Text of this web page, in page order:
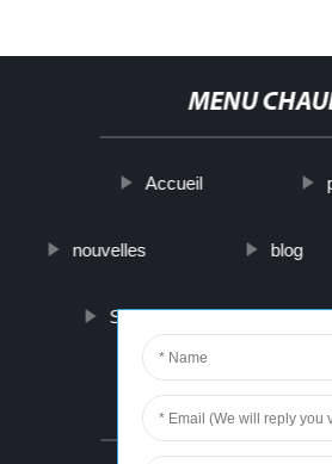
MENU
Accueil
nouvelles blog
Sur nous
PARTNER